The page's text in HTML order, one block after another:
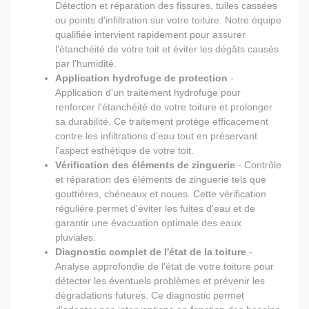
Détection et réparation des fissures, tuiles cassées
ou points d'infiltration sur votre toiture. Notre équipe
qualifiée intervient rapidement pour assurer
l'étanchéité de votre toit et éviter les dégâts causés
par l'humidité.
Application hydrofuge de protection -
Application d'un traitement hydrofuge pour
renforcer l'étanchéité de votre toiture et prolonger
sa durabilité. Ce traitement protège efficacement
contre les infiltrations d'eau tout en préservant
l'aspect esthétique de votre toit.
Vérification des éléments de zinguerie - Contrôle
et réparation des éléments de zinguerie tels que
gouttières, chéneaux et noues. Cette vérification
régulière permet d'éviter les fuites d'eau et de
garantir une évacuation optimale des eaux
pluviales.
Diagnostic complet de l'état de la toiture -
Analyse approfondie de l'état de votre toiture pour
détecter les éventuels problèmes et prévenir les
dégradations futures. Ce diagnostic permet